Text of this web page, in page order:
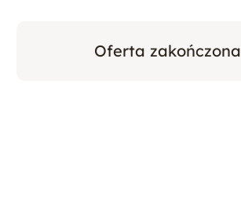
Oferta zakończona